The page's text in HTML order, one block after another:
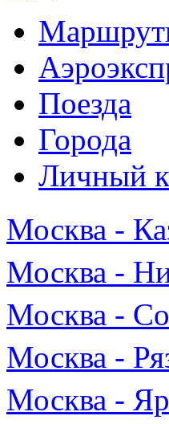
Поезда
Города
Личный
Москва -
Москва -
Москва -
Москва -
Москва -